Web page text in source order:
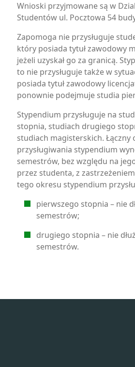
Wnioski przyjmowane są w
Studentów ul. Pocztowa 54
Zapomoga nie przysługuje
który posiada tytuł zawodowy
jeżeli uzyskał go za granicą.
to nie przysługuje także w
posiada tytuł zawodowy
ponownie podejmuje studia
Stypendium przysługuje na
stopnia, studiach drugiego
studiach magisterskich. Łączny
przysługiwania stypendium
semestrów, bez względu na
przez studenta, z
tego okresu stypendium
pierwszego stopnia – nie
semestrów;
drugiego stopnia – nie
semestrów.